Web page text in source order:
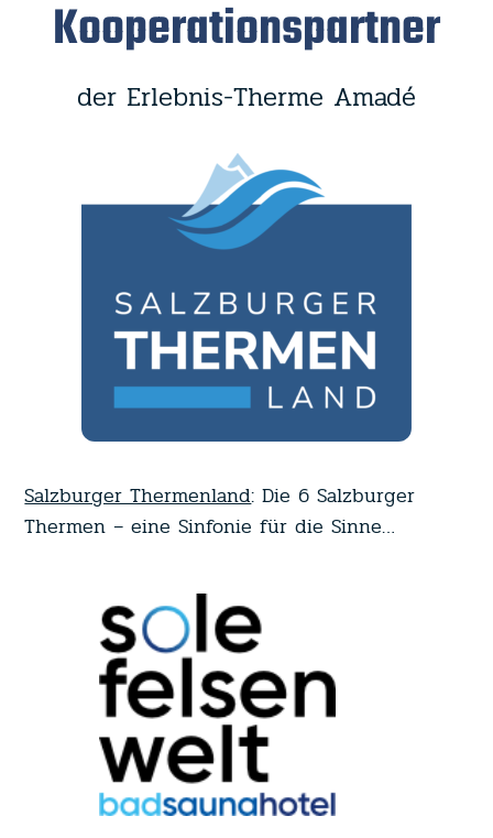
Kooperationspartner
der Erlebnis-Therme Amadé
Salzburger Thermenland: Die 6 Salzburger
Thermen – eine Sinfonie für die Sinne…